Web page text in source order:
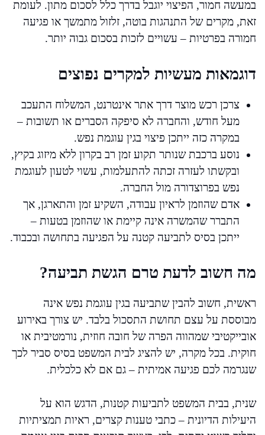
במעשה חמור, הפיצוי יוגבל בדרך כלל לסכום מתון. לעומת
זאת, מקרים של התנהגות בוטה, זלזול מתמשך או פגיעה
חמורה בפרטיות – עשויים לזכות בסכום גבוה יותר.
דוגמאות מעשיות למקרים נפוצים
צרכן רכש מוצר דרך אתר אינטרנט, המשלוח התעכב
מעל חודש, והחברה לא סיפקה הסברים או תשובות –
במקרה כזה ייתכן פיצוי בגין עוגמת נפש.
נוסע ברכבת שנותר תקוע זמן רב בקרון ללא מיזוג בקיץ,
ובקשתו לעזרה זכתה להתעלמות, עשוי לטעון לעוגמת
נפש בפרוצדורה מול החברה.
אדם שהוזמן לראיון עבודה, השקיע זמן והתארגן, אך
התברר שהמשרה אינה קיימת או שהוזמן בטעות –
ייתכן בסיס לתביעה קטנה על הפגיעה בתחושה ובכבוד.
מה חשוב לדעת טרם הגשת תביעה?
ראשית, חשוב להבין שתביעה בגין עוגמת נפש אינה
מבוססת על עצם תחושת התסכול בלבד. יש צורך באירוע
אובייקטיבי שמהווה הפרה של חובה חוזית, נורמטיבית או
חוקית. בכל מקרה, יש להציג לבית המשפט בסיס סביר לכך
שנגרמה לכם פגיעה אמיתית – גם אם לא כלכלית.
שנית, בבית המשפט לתביעות קטנות, הדגש הוא על
היעילות הדיונית – כתבי טענות קצרים, ראיות תמציתיות